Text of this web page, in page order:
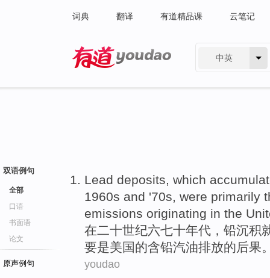
词典 翻译 有道精品课 云笔记
中英
双语例句
全部
口语
书面语
论文
原声例句
Lead deposits, which
1960s and '70s, were primarily
emissions originating in the
在二十世纪六七十年代 ， 铅沉积
要是美国的含铅汽油排放的后果
youdao